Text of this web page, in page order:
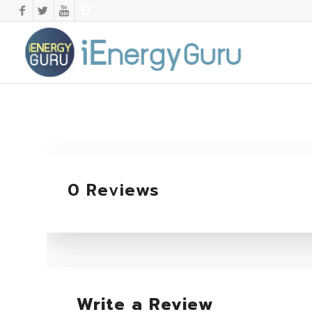
0 Reviews
Write a Review